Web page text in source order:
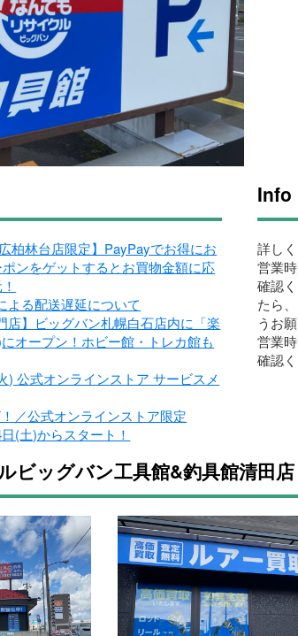
柏林台店限定】PayPayでお得にお
ンをゲットするとお買物金額に応
よる配送遅延について
店】ビッグバン札幌白石店内に「楽
オープン！ホビー館・トレカ館も
) 公式オンラインストア サービスメ
／公式オンラインストア限定
(土)からスタート！
Info
詳し
営業
確認
たら
うお
営業
確認
ビッグバン工具館&釣具館清田